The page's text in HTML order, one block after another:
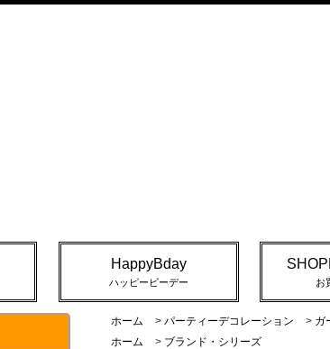
HappyBday
ハッピービーデー お
ホーム > パーティーデコレーション > ガ
ホーム
> ブランド・シリーズ